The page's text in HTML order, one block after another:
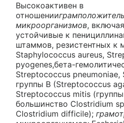
Высокоактивен в
отношении
микроорганизмов,
устойчивые к
штаммов, резистентных к
Staphylococcus aureus,
pyogenes,бета-
Streptococcus
группы В (Streptococcus
Streptococcus mitis
большинство Clostridium
Clostridium difficile);